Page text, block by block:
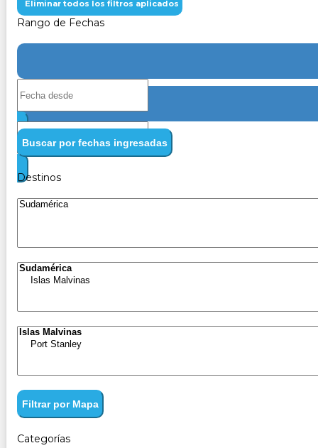
Eliminar todos los filtros aplicados
Rango de Fechas
Buscar por fechas ingresadas
Destinos
Filtrar por Mapa
Categorías